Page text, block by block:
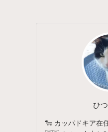
ひ
🐑 カッパドキア在